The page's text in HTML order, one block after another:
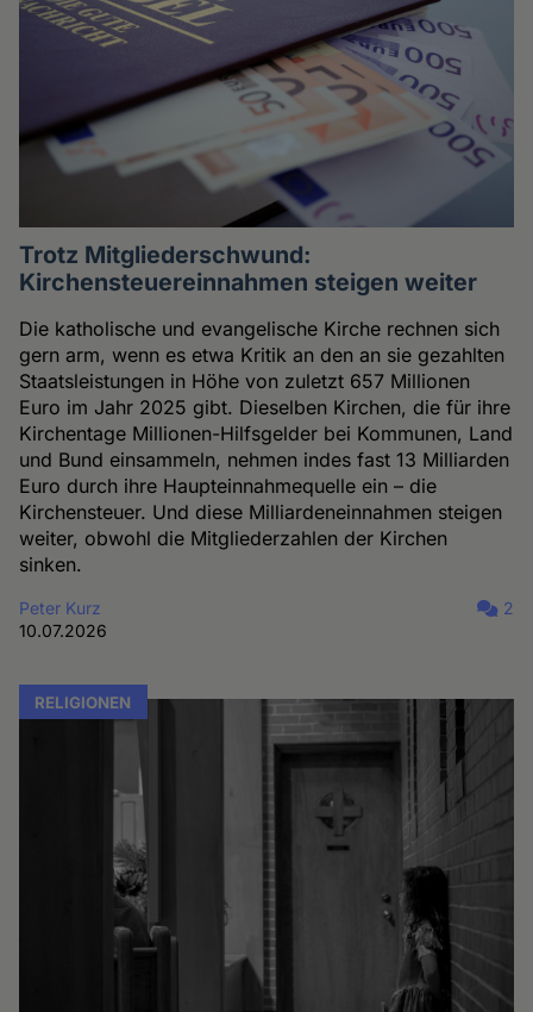
Trotz Mitgliederschwund:
Kirchensteuereinnahmen steigen weiter
Die katholische und evangelische Kirche rechnen sich
gern arm, wenn es etwa Kritik an den an sie gezahlten
Staatsleistungen in Höhe von zuletzt 657 Millionen
Euro im Jahr 2025 gibt. Dieselben Kirchen, die für ihre
Kirchentage Millionen-Hilfsgelder bei Kommunen, Land
und Bund einsammeln, nehmen indes fast 13 Milliarden
Euro durch ihre Haupteinnahmequelle ein – die
Kirchensteuer. Und diese Milliardeneinnahmen steigen
weiter, obwohl die Mitgliederzahlen der Kirchen
sinken.
Peter Kurz
10.07.2026
2
RELIGIONEN